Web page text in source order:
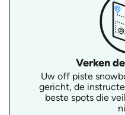
Verken
Uw off piste
gericht, de
beste spots die